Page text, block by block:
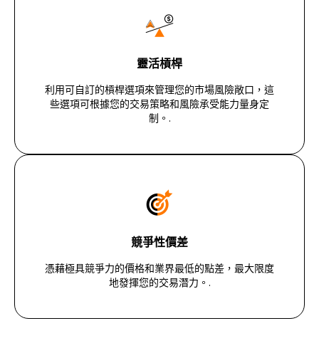
靈活槓桿
利用可自訂的槓桿選項來管理您的市場風險敞口，這
些選項可根據您的交易策略和風險承受能力量身定
制。.
競爭性價差
憑藉極具競爭力的價格和業界最低的點差，最大限度
地發揮您的交易潛力。.